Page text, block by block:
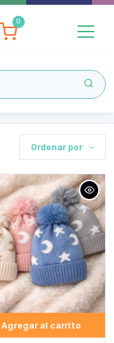
Ordenar por
Agregar al carrito